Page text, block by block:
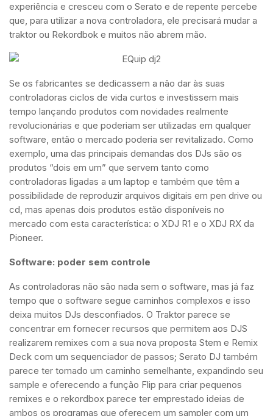
experiência e cresceu com o Serato e de repente percebe
que, para utilizar a nova controladora, ele precisará mudar a
traktor ou Rekordbok e muitos não abrem mão.
Se os fabricantes se dedicassem a não dar às suas
controladoras ciclos de vida curtos e investissem mais
tempo lançando produtos com novidades realmente
revolucionárias e que poderiam ser utilizadas em qualquer
software, então o mercado poderia ser revitalizado. Como
exemplo, uma das principais demandas dos DJs são os
produtos “dois em um” que servem tanto como
controladoras ligadas a um laptop e também que têm a
possibilidade de reproduzir arquivos digitais em pen drive ou
cd, mas apenas dois produtos estão disponíveis no
mercado com esta característica: o XDJ R1 e o XDJ RX da
Pioneer.
Software: poder sem controle
As controladoras não são nada sem o software, mas já faz
tempo que o software segue caminhos complexos e isso
deixa muitos DJs desconfiados. O Traktor parece se
concentrar em fornecer recursos que permitem aos DJS
realizarem remixes com a sua nova proposta Stem e Remix
Deck com um sequenciador de passos; Serato DJ também
parece ter tomado um caminho semelhante, expandindo seu
sample e oferecendo a função Flip para criar pequenos
remixes e o rekordbox parece ter emprestado ideias de
ambos os programas que oferecem um sampler com um